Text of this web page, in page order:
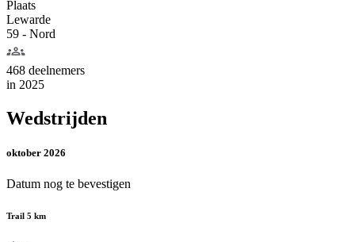
Plaats
Lewarde
59 - Nord
468 deelnemers
in 2025
Wedstrijden
oktober 2026
Datum nog te bevestigen
Trail 5 km